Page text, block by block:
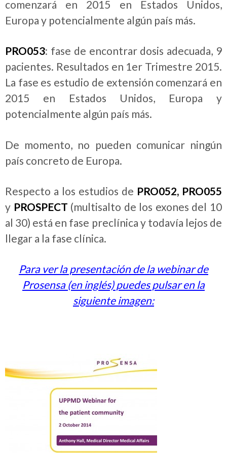
comenzará en 2015 en Estados Unidos,
Europa y potencialmente algún país más.
PRO053: fase de encontrar dosis adecuada, 9
pacientes. Resultados en 1er Trimestre 2015.
La fase es estudio de extensión comenzará en
2015 en Estados Unidos, Europa y
potencialmente algún país más.
De momento, no pueden comunicar ningún
país concreto de Europa.
Respecto a los estudios de PRO052, PRO055
y PROSPECT (multisalto de los exones del 10
al 30) está en fase preclínica y todavía lejos de
llegar a la fase clínica.
Para ver la presentación de la webinar de
Prosensa (en inglés) puedes pulsar en la
siguiente imagen: